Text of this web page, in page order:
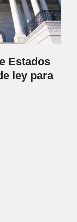
Estados
ley para